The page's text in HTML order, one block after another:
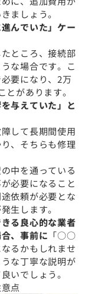
ましょう。
んでいた」ケー
ところ、接続部
な場合です。こ
要になり、2万
があります。
与えていた」と
して長期間使用
、そちらも修理
中を通っている
必要になること
依頼が必要とな
生します。
る良心的な業者
、事前に 「○○
るかもしれませ
な丁寧な説明が
いでしょう。
点